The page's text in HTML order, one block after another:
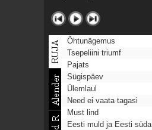
Õhtunägemus
Tsepeliini triumf
Pajats
Sügispäev
Ülemlaul
Need ei vaata tagasi
Must lind
Eesti muld ja Eesti süda